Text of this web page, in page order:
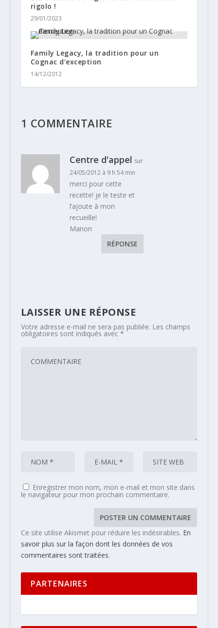
rigolo !
29/01/2023
Family Legacy, la tradition pour un
Cognac d’exception
14/12/2012
1 COMMENTAIRE
Centre d'appel sur
24/05/2012 à 9 h 54 min
merci pour cette
recette! je le teste et
l’ajoute à mon
recueille!
Manon
RÉPONSE
LAISSER UNE RÉPONSE
Votre adresse e-mail ne sera pas publiée. Les champs
obligatoires sont indiqués avec *
Enregistrer mon nom, mon e-mail et mon site dans
le navigateur pour mon prochain commentaire.
Ce site utilise Akismet pour réduire les indésirables. En
savoir plus sur la façon dont les données de vos
commentaires sont traitées.
PARTENAIRES